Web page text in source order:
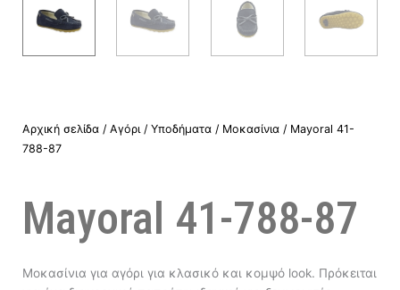
Αρχική σελίδα / Αγόρι / Υποδήματα / Μοκασίνια / Mayoral 41-
788-87
Mayoral 41-788-87
Μοκασίνια για αγόρι για κλασικό και κομψό look. Πρόκειται